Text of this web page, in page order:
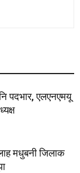
पदभार, एलएनएमयू
मधुबनी जिलाक